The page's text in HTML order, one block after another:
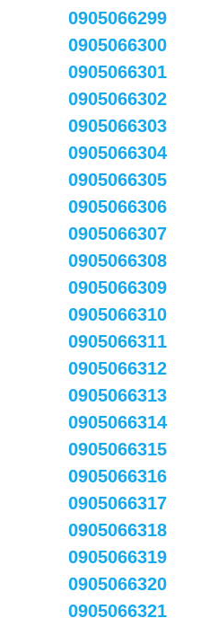
0905066299
0905066300
0905066301
0905066302
0905066303
0905066304
0905066305
0905066306
0905066307
0905066308
0905066309
0905066310
0905066311
0905066312
0905066313
0905066314
0905066315
0905066316
0905066317
0905066318
0905066319
0905066320
0905066321